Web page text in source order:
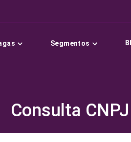
Segmentos
Consulta CNPJ